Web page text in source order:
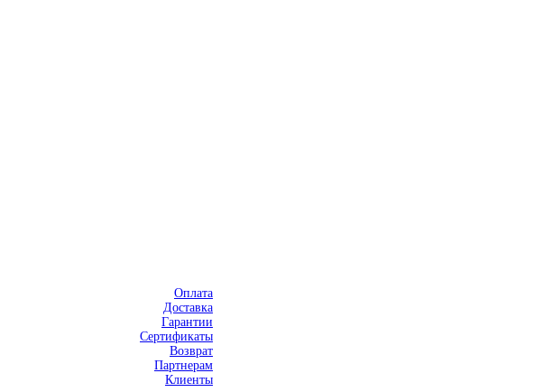
Оплата
Доставка
Гарантии
Сертификаты
Возврат
Партнерам
Клиенты